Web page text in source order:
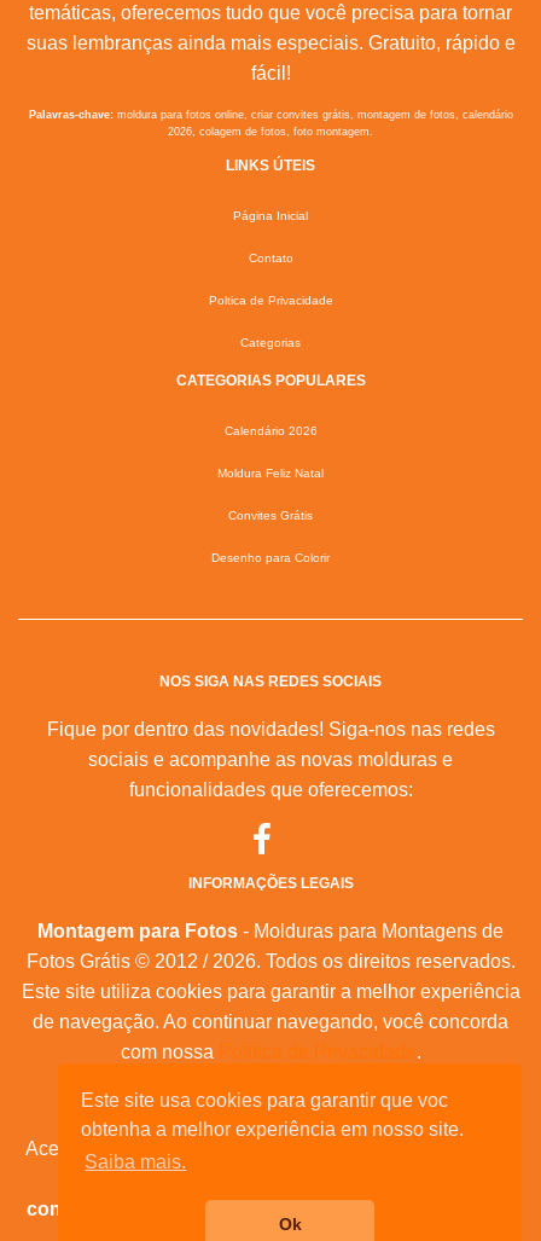
Este site usa cookies para garantir que voc
obtenha a melhor experiência em nosso site.
Saiba mais.
Ok
temáticas, oferecemos tudo que você precisa para tornar
suas lembranças ainda mais especiais. Gratuito, rápido e
fácil!
Palavras-chave:moldura para fotos online, criar convites grátis, montagem de fotos, calendário
2026, colagem de fotos, foto montagem.
LINKS ÚTEIS
Página Inicial
Contato
Poltica de Privacidade
Categorias
CATEGORIAS POPULARES
Calendário 2026
Moldura Feliz Natal
Convites Grátis
Desenho para Colorir
NOS SIGA NAS REDES SOCIAIS
Fique por dentro das novidades! Siga-nos nas redes
sociais e acompanhe as novas molduras e
funcionalidades que oferecemos:
INFORMAÇÕES LEGAIS
Montagem para Fotos - Molduras para Montagens de
Fotos Grátis © 2012 / 2026. Todos os direitos reservados.
Este site utiliza cookies para garantir a melhor experiência
de navegação. Ao continuar navegando, você concorda
com nossa Política de Privacidade.
Mapa do Site |Feeds RSS |Sobre Nós
Acesse nossas molduras para:
comemorativas, e muita outras datas comemorativas!